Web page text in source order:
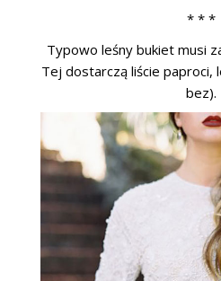
* * *
Typowo leśny bukiet musi
Tej dostarczą liście paproci,
bez).